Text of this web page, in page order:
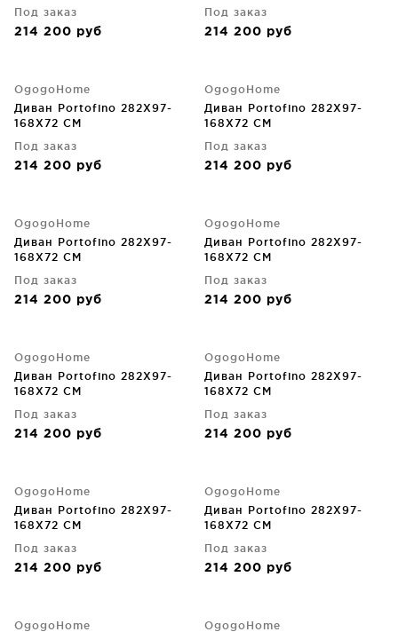
Под заказ
214 200 руб
Под заказ
214 200 руб
OgogoHome
Диван Portofino 282X97-
168X72 CM
Под заказ
214 200 руб
OgogoHome
Диван Portofino 282X97-
168X72 CM
Под заказ
214 200 руб
OgogoHome
Диван Portofino 282X97-
168X72 CM
Под заказ
214 200 руб
OgogoHome
Диван Portofino 282X97-
168X72 CM
Под заказ
214 200 руб
OgogoHome
Диван Portofino 282X97-
168X72 CM
Под заказ
214 200 руб
OgogoHome
Диван Portofino 282X97-
168X72 CM
Под заказ
214 200 руб
OgogoHome
Диван Portofino 282X97-
168X72 CM
Под заказ
214 200 руб
OgogoHome
Диван Portofino 282X97-
168X72 CM
Под заказ
214 200 руб
OgogoHome
OgogoHome